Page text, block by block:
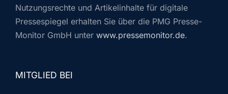
Nutzungsrechte und Artikelinhalte für digitale
Pressespiegel erhalten Sie über die PMG Presse-
Monitor GmbH unter www.pressemonitor.de.
MITGLIED BEI